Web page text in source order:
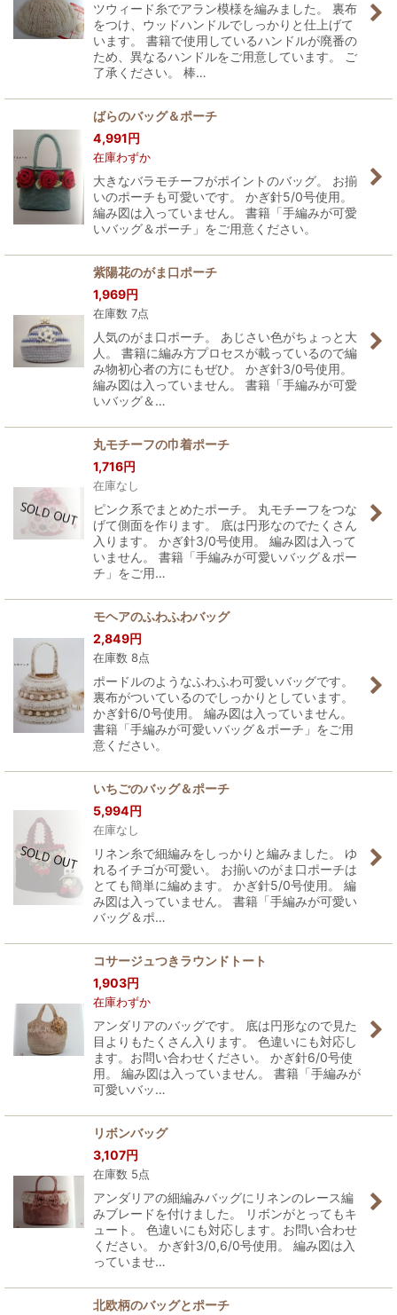
ツウィード糸でアラン模様を編みました。 裏布
をつけ、ウッドハンドルでしっかりと仕上げて
います。 書籍で使用しているハンドルが廃番の
ため、異なるハンドルをご用意しています。 ご
了承ください。 棒…
ばらのバッグ＆ポーチ
4,991円
在庫わずか
大きなバラモチーフがポイントのバッグ。 お揃
いのポーチも可愛いです。 かぎ針5/0号使用。
編み図は入っていません。 書籍「手編みが可愛
いバッグ＆ポーチ」をご用意ください。
紫陽花のがま口ポーチ
1,969円
在庫数 7点
人気のがま口ポーチ。 あじさい色がちょっと大
人。 書籍に編み方プロセスが載っているので編
み物初心者の方にもぜひ。 かぎ針3/0号使用。
編み図は入っていません。 書籍「手編みが可愛
いバッグ＆…
丸モチーフの巾着ポーチ
1,716円
在庫なし
ピンク系でまとめたポーチ。 丸モチーフをつな
げて側面を作ります。 底は円形なのでたくさん
入ります。 かぎ針3/0号使用。 編み図は入って
いません。 書籍「手編みが可愛いバッグ＆ポー
チ」をご用…
モヘアのふわふわバッグ
2,849円
在庫数 8点
ポードルのようなふわふわ可愛いバッグです。
裏布がついているのでしっかりとしています。
かぎ針6/0号使用。 編み図は入っていません。
書籍「手編みが可愛いバッグ＆ポーチ」をご用
意ください。
いちごのバッグ＆ポーチ
5,994円
在庫なし
リネン糸で細編みをしっかりと編みました。 ゆ
れるイチゴが可愛い。 お揃いのがま口ポーチは
とても簡単に編めます。 かぎ針5/0号使用。 編
み図は入っていません。 書籍「手編みが可愛い
バッグ＆ポ…
コサージュつきラウンドトート
1,903円
在庫わずか
アンダリアのバッグです。 底は円形なので見た
目よりもたくさん入ります。 色違いにも対応し
ます。お問い合わせください。 かぎ針6/0号使
用。 編み図は入っていません。 書籍「手編みが
可愛いバッ…
リボンバッグ
3,107円
在庫数 5点
アンダリアの細編みバッグにリネンのレース編
みブレードを付けました。 リボンがとってもキ
ュート。 色違いにも対応します。お問い合わせ
ください。 かぎ針3/0,6/0号使用。 編み図は入
っていませ…
北欧柄のバッグとポーチ